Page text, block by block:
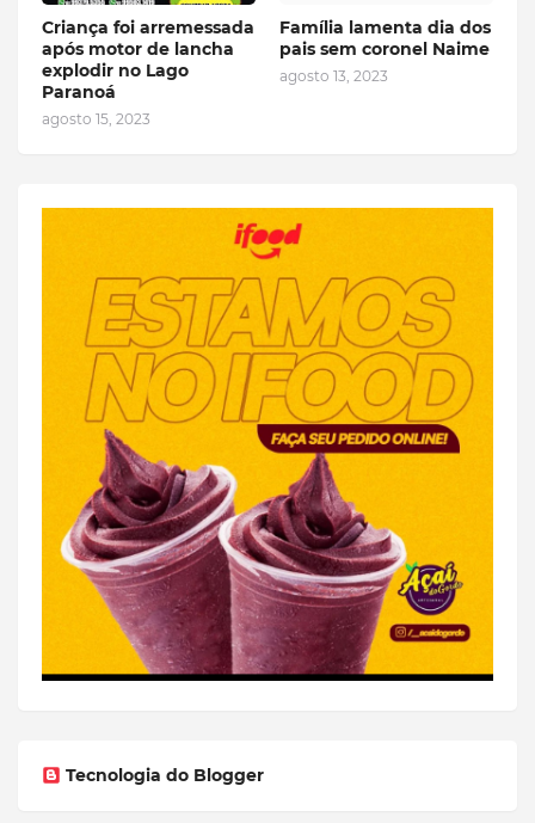
Criança foi arremessada
após motor de lancha
explodir no Lago
Paranoá
agosto 15, 2023
Família lamenta dia dos
pais sem coronel Naime
agosto 13, 2023
Tecnologia do Blogger